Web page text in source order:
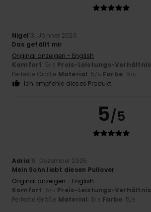
Nigel13. Jänner 2026
Das gefällt mir
Original anzeigen - English
Komfort: 5/5 Preis-Leistungs-Verhältnis
Perfekte Größe Material: 5/5 Farbe: 5/5
Ich empfehle dieses Produkt
5/5
Adria18. Dezember 2025
Mein Sohn liebt diesen Pullover
Original anzeigen - English
Komfort: 5/5 Preis-Leistungs-Verhältnis
Perfekte Größe Material: 3/5 Farbe: 5/5